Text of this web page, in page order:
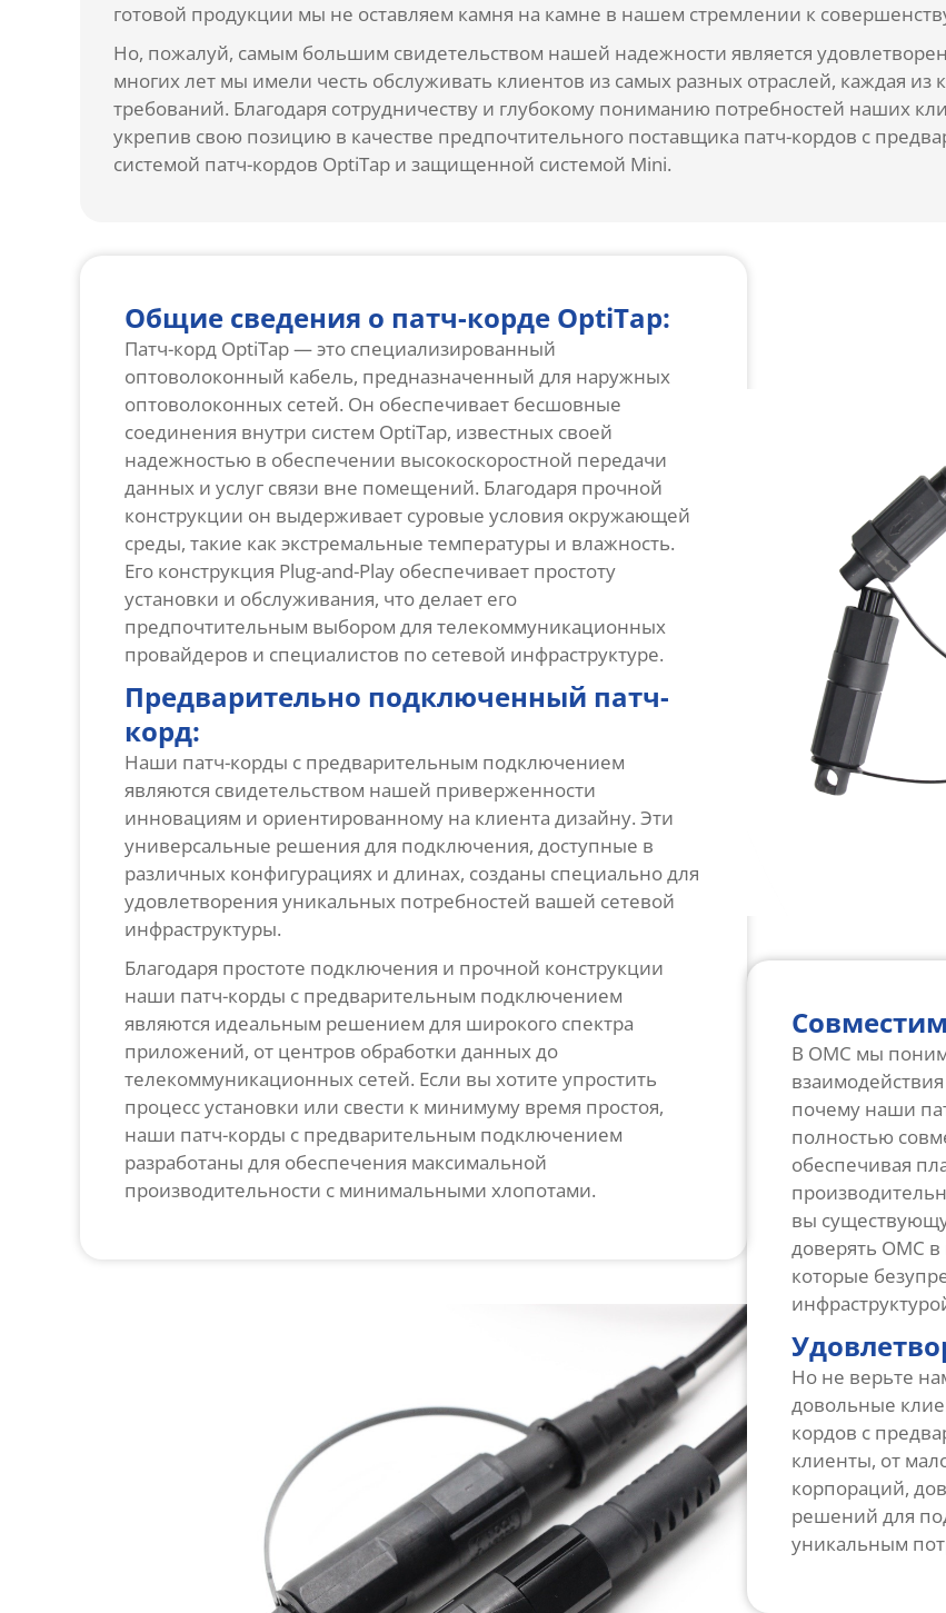
готовой продукции мы не оставляем камня на камне в нашем стремлении к
Но, пожалуй, самым большим свидетельством нашей надежности является
многих лет мы имели честь обслуживать клиентов из самых разных отраслей, каждая
требований. Благодаря сотрудничеству и глубокому пониманию потребностей наших
укрепив свою позицию в качестве предпочтительного поставщика патч-кордов с
системой патч-кордов OptiTap и защищенной системой Mini.
Общие сведения о патч-корде OptiTap:
Патч-корд OptiTap — это специализированный
оптоволоконный кабель, предназначенный для наружных
оптоволоконных сетей. Он обеспечивает бесшовные
соединения внутри систем OptiTap, известных своей
надежностью в обеспечении высокоскоростной передачи
данных и услуг связи вне помещений. Благодаря прочной
конструкции он выдерживает суровые условия окружающей
среды, такие как экстремальные температуры и влажность.
Его конструкция Plug-and-Play обеспечивает простоту
установки и обслуживания, что делает его
предпочтительным выбором для телекоммуникационных
провайдеров и специалистов по сетевой инфраструктуре.
Предварительно подключенный патч-
корд:
Наши патч-корды с предварительным подключением
являются свидетельством нашей приверженности
инновациям и ориентированному на клиента дизайну. Эти
универсальные решения для подключения, доступные в
различных конфигурациях и длинах, созданы специально для
удовлетворения уникальных потребностей вашей сетевой
инфраструктуры.
Благодаря простоте подключения и прочной конструкции
наши патч-корды с предварительным подключением
являются идеальным решением для широкого спектра
приложений, от центров обработки данных до
телекоммуникационных сетей. Если вы хотите упростить
процесс установки или свести к минимуму время простоя,
наши патч-корды с предварительным подключением
разработаны для обеспечения максимальной
производительности с минимальными хлопотами.
В OMC мы
почему наши
полностью
обеспечивая
вы
доверять OMC
которые
Но не верьте
довольные
кордов с
клиенты, от
корпораций,
решений для
уникальным